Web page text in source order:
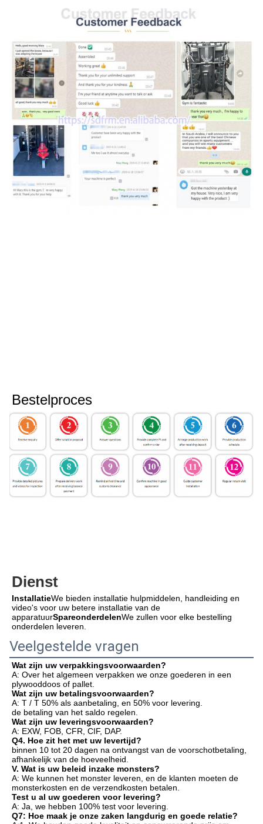
Bestelproces
Dienst
InstallatieWe bieden installatie hulpmiddelen, handleiding en
video's voor uw betere installatie van de
apparatuurSpareonderdelenWe zullen voor elke bestelling
onderdelen leveren.
Veelgestelde vragen
Wat zijn uw verpakkingsvoorwaarden?
A: Over het algemeen verpakken we onze goederen in een
plywooddoos of pallet.
Wat zijn uw betalingsvoorwaarden?
A: T / T 50% als aanbetaling, en 50% voor levering.
de betaling van het saldo regelen.
Wat zijn uw leveringsvoorwaarden?
A: EXW, FOB, CFR, CIF, DAP.
Q4. Hoe zit het met uw levertijd?
binnen 10 tot 20 dagen na ontvangst van de voorschotbetaling,
afhankelijk van de hoeveelheid.
V. Wat is uw beleid inzake monsters?
A: We kunnen het monster leveren, en de klanten moeten de
monsterkosten en de verzendkosten betalen.
Test u al uw goederen voor levering?
A: Ja, we hebben 100% test voor levering.
Q7: Hoe maak je onze zaken langdurig en goede relatie?